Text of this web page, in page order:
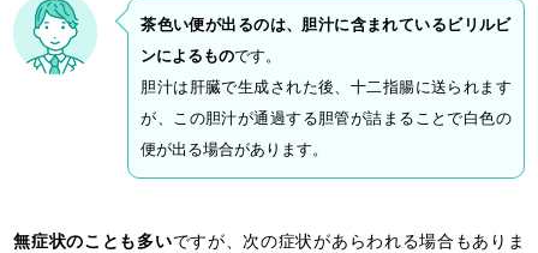
茶色い便が出るのは、胆汁に含まれているビリルビ
ンによるものです。
胆汁は肝臓で生成された後、十二指腸に送られます
が、この胆汁が通過する胆管が詰まることで白色の
便が出る場合があります。
無症状のことも多いですが、次の症状があらわれる場合もありま